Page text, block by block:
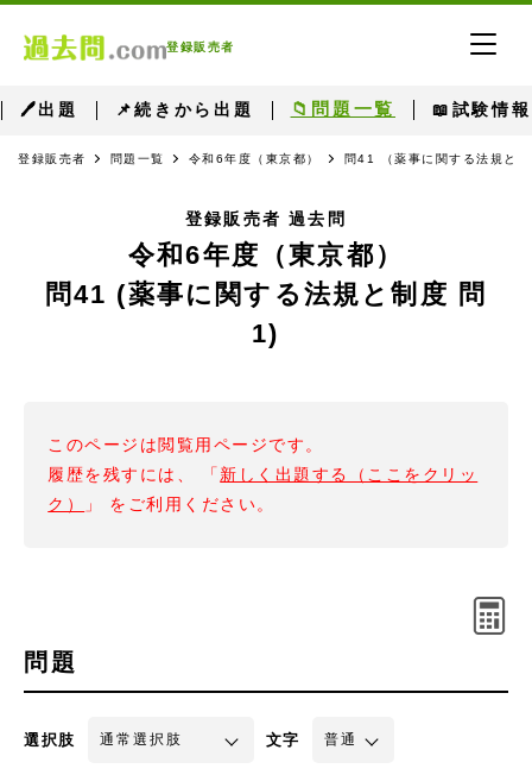
登録販売者
🖊出題 📌続きから出題 📁問題一覧 📖試験情報
登録販売者 問題一覧 令和6年度（東京都） 問41 （薬事に関する法規と
登録販売者 過去問
令和6年度（東京都）
問41 (薬事に関する法規と制度 問
1)
このページは閲覧用ページです。
履歴を残すには、 「 新しく出題する（ここをクリッ
ク）
」 をご利用ください。
問題
選択肢 文字